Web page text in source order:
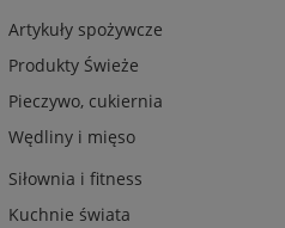
Artykuły spożywcze
Produkty Świeże
Pieczywo, cukiernia
Wędliny i mięso
Siłownia i fitness
Kuchnie świata